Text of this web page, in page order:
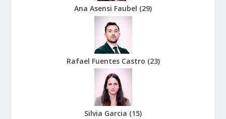
Ana Asensi Faubel (29)
Rafael Fuentes Castro (23)
Silvia Garcia (15)